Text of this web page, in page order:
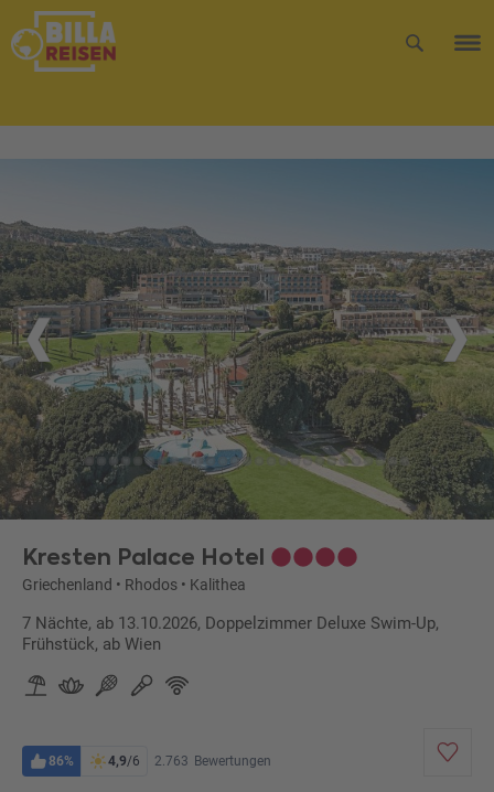
Kresten Palace Hotel
Griechenland • Rhodos • Kalithea
7 Nächte, ab 13.10.2026, Doppelzimmer Deluxe Swim-Up,
Frühstück, ab Wien
86% 4,9/6 2.763 Bewertungen